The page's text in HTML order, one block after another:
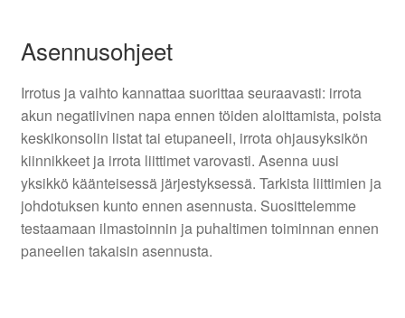
Asennusohjeet
Irrotus ja vaihto kannattaa suorittaa seuraavasti: irrota
akun negatiivinen napa ennen töiden aloittamista, poista
keskikonsolin listat tai etupaneeli, irrota ohjausyksikön
kiinnikkeet ja irrota liittimet varovasti. Asenna uusi
yksikkö käänteisessä järjestyksessä. Tarkista liittimien ja
johdotuksen kunto ennen asennusta. Suosittelemme
testaamaan ilmastoinnin ja puhaltimen toiminnan ennen
paneelien takaisin asennusta.